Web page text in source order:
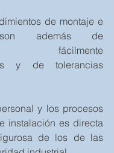
de montaje e
son además de
fácilmente
y de tolerancias
y los procesos
instalación es directa
de los de las